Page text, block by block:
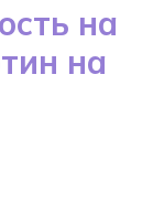
на
на